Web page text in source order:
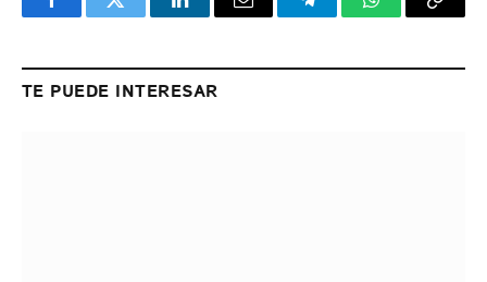
FacebookTwitter LinkedInEmail TelegramWhatsApp
Copy
TE PUEDE INTERESAR